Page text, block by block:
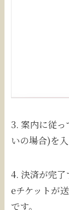
3. 案内に従
いの場合)を入
4. 決済が完
eチケットが
です。